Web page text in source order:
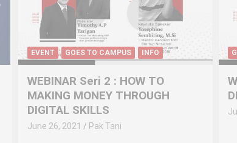
EVENT GOES TO CAMPUS INFO
WEBINAR Seri 2 : HOW TO
MAKING MONEY THROUGH
DIGITAL SKILLS
June 26, 2021 Pak Tani